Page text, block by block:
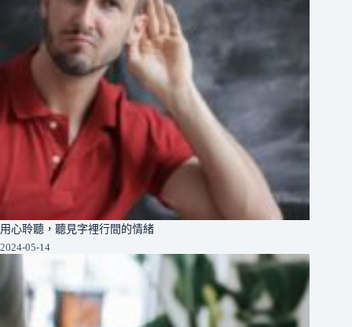
用心聆聽，聽見字裡行間的情緒
2024-05-14